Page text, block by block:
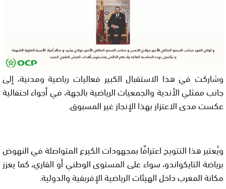
وشاركت في هذا الاستقبال الكبير فعاليات رياضية ومدنية، إلى
جانب ممثلي الأندية والجمعيات الرياضية بالجهة، في أجواء احتفالية
عكست مدى الاعتزاز بهذا الإنجاز غير المسبوق.
ويُعتبر هذا التتويج اعترافًا بمجهودات الكيرع المتواصلة في النهوض
برياضة التايكواندو، سواء على المستوى الوطني أو القاري، كما يعزز
مكانة المغرب داخل الهيئات الرياضية الإفريقية والدولية.